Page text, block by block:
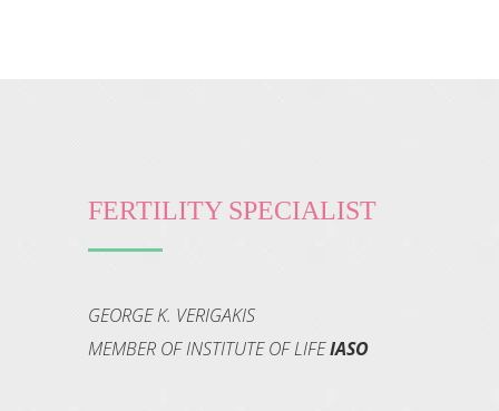
FERTILITY SPECIALIST
GEORGE K. VERIGAKIS
MEMBER OF INSTITUTE OF LIFEIASO